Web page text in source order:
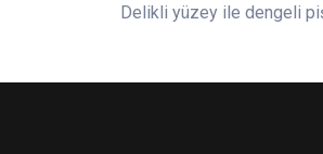
Delikli yüzey ile dengeli